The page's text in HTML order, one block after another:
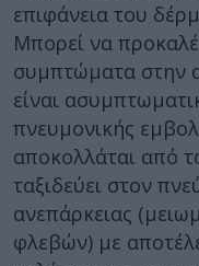
επιφάνεια του
Μπορεί να
συμπτώματα στην
είναι
πνευμονικής
αποκολλάται από
ταξιδεύει στον
ανεπάρκειας
φλεβών) με